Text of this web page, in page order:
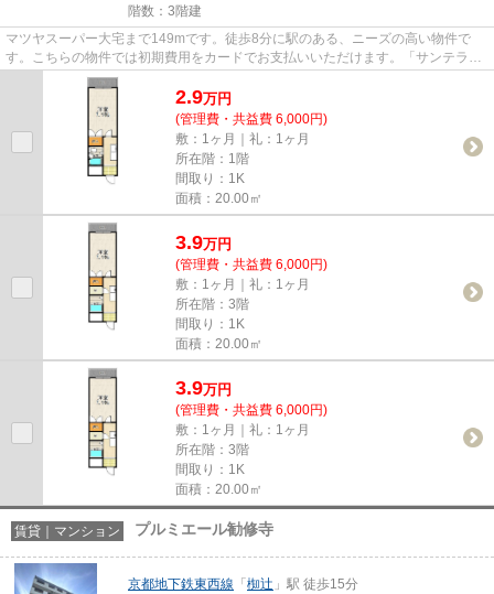
階数：3階建
マツヤスーパー大宅まで149mです。徒歩8分に駅のある、ニーズの高い物件で
す。こちらの物件では初期費用をカードでお支払いいただけます。「サンテラス
リベーヌ」のここがイチオシ。京...
2.9万円
(管理費・共益費 6,000円)
敷：1ヶ月｜礼：1ヶ月
所在階：1階
間取り：1K
面積：20.00㎡
3.9万円
(管理費・共益費 6,000円)
敷：1ヶ月｜礼：1ヶ月
所在階：3階
間取り：1K
面積：20.00㎡
3.9万円
(管理費・共益費 6,000円)
敷：1ヶ月｜礼：1ヶ月
所在階：3階
間取り：1K
面積：20.00㎡
賃貸｜マンション プルミエール勧修寺
京都地下鉄東西線 「 椥辻 」駅 徒歩15分